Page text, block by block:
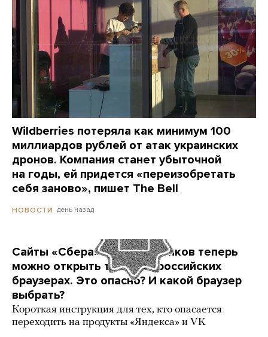
Wildberries потеряла как минимум 100
миллиардов рублей от атак украинских
дронов. Компания станет убыточной
на годы, ей придется «переизобретать
себя заново», пишет The Bell
НОВОСТИ день назад
Сайты «Сбера» и других банков теперь
можно открыть только в российских
браузерах. Это опасно? И какой браузер
выбрать?
Короткая инструкция для тех, кто опасается
переходить на продукты «Яндекса» и VK